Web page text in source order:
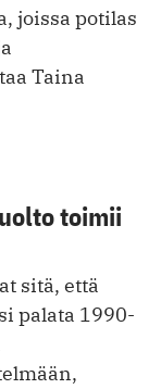
joissa potilas
Taina
toimii
sitä, että
palata 1990-